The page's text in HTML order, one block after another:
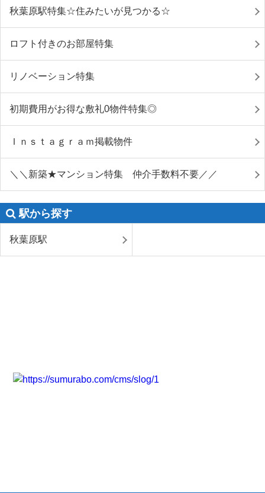
秋葉原駅特集☆住みたいが見つかる☆
ロフト付きのお部屋特集
リノベーション特集
初期費用がお得な敷礼0物件特集◎
Ｉｎｓｔａｇｒａｍ掲載物件
＼＼新築★マンション特集 仲介手数料不要／／
駅から探す
秋葉原駅